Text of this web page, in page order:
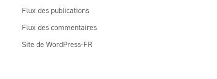
Flux des publications
Flux des commentaires
Site de WordPress-FR